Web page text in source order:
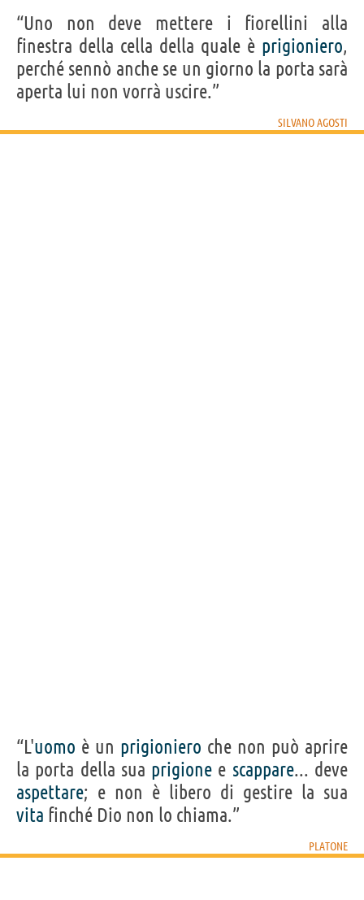
“Uno non deve mettere i fiorellini alla
finestra della cella della quale è prigioniero,
perché sennò anche se un giorno la porta sarà
aperta lui non vorrà uscire.”
SILVANO AGOSTI
“L'uomo è un prigioniero che non può aprire
la porta della sua prigione e scappare... deve
aspettare; e non è libero di gestire la sua
vita finché Dio non lo chiama.”
PLATONE